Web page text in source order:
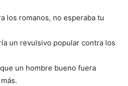
los romanos, no esperaba tu
un revulsivo popular contra los
un hombre bueno fuera